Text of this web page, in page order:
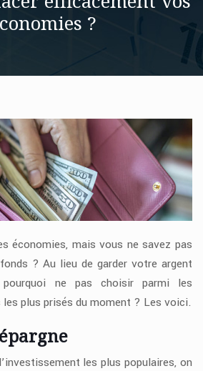
?
économies, mais vous ne savez pas
? Au lieu de garder votre argent
ne pas choisir parmi les
plus prisés du moment ? Les voici.
les plus populaires, on